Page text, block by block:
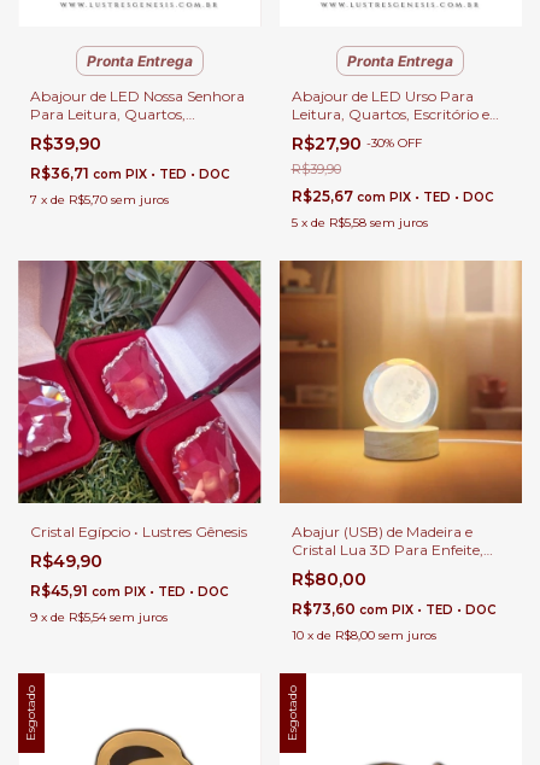
Pronta Entrega
Abajour de LED Nossa Senhora
Para Leitura, Quartos,
Escritório e Escrivaninhas
R$39,90
R$36,71 com PIX • TED • DOC
7 x de R$5,70 sem juros
Pronta Entrega
Abajour de LED Urso Para
Leitura, Quartos, Escritório e
Escrivaninhas
R$27,90 -30% OFF
R$39,90
R$25,67 com PIX • TED • DOC
5 x de R$5,58 sem juros
Cristal Egípcio • Lustres Gênesis
R$49,90
R$45,91 com PIX • TED • DOC
9 x de R$5,54 sem juros
Abajur (USB) de Madeira e
Cristal Lua 3D Para Enfeite,
Quartos, Escritório e
Escrivaninhas
R$80,00
R$73,60 com PIX • TED • DOC
10 x de R$8,00 sem juros
Esgotado Esgotado